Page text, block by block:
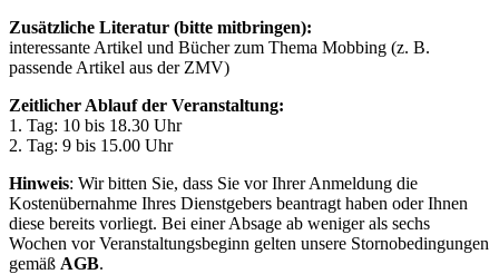
Zusätzliche Literatur (bitte mitbringen):
interessante Artikel und Bücher zum Thema Mobbing (z. B.
passende Artikel aus der ZMV)
Zeitlicher Ablauf der Veranstaltung:
1. Tag: 10 bis 18.30 Uhr
2. Tag: 9 bis 15.00 Uhr
Hinweis: Wir bitten Sie, dass Sie vor Ihrer Anmeldung die
Kostenübernahme Ihres Dienstgebers beantragt haben oder Ihnen
diese bereits vorliegt. Bei einer Absage ab weniger als sechs
Wochen vor Veranstaltungsbeginn gelten unsere Stornobedingungen
gemäß AGB.